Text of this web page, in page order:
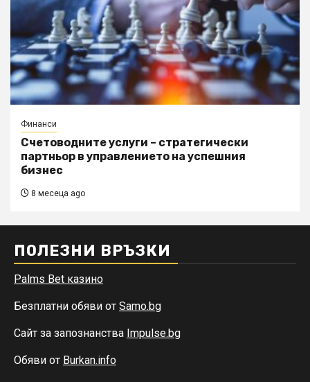
Финанси
Счетоводните услуги – стратегически
партньор в управлението на успешния
бизнес
8 месеца ago
ПОЛЕЗНИ ВРЪЗКИ
Palms Bet казино
Безплатни обяви от Samo.bg
Сайт за запознанства Impulse.bg
Обяви от Burkan.info